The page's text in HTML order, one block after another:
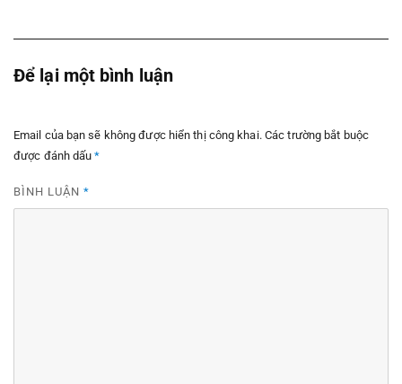
Để lại một bình luận
Email của bạn sẽ không được hiển thị công khai. Các trường bắt buộc
được đánh dấu*
BÌNH LUẬN *